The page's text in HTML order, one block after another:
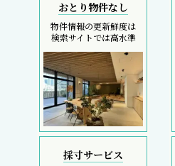
おとり物件なし
物件情報の更新鮮度は
検索サイトでは高水準
採寸サービス